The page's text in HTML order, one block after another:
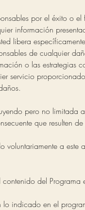
por el éxito o
información
libera
de cualquier
o las estrategias
servicio
pero no limitada
que resulten
voluntariamente a
del Programa
lo indicado en el